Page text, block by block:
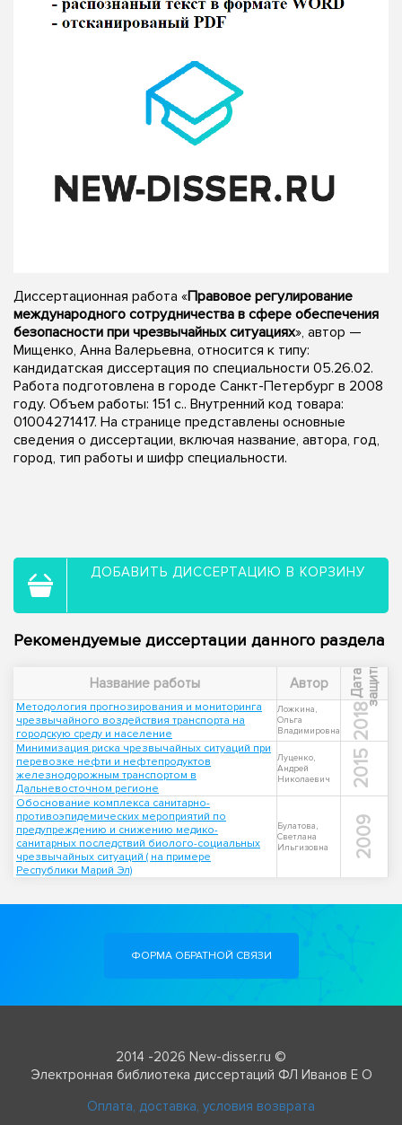
Диссертационная работа «Правовое регулирование
международного сотрудничества в сфере обеспечения
безопасности при чрезвычайных ситуациях», автор —
Мищенко, Анна Валерьевна, относится к типу:
кандидатская диссертация по специальности 05.26.02.
Работа подготовлена в городе Санкт-Петербург в 2008
году. Объем работы: 151 с.. Внутренний код товара:
01004271417. На странице представлены основные
сведения о диссертации, включая название, автора, год,
город, тип работы и шифр специальности.
ДОБАВИТЬ ДИССЕРТАЦИЮ В КОРЗИНУ
Рекомендуемые диссертации данного раздела
Название работы Автор Д
а
т
а
з
а
щ
и
т ы
Методология прогнозирования и мониторинга
чрезвычайного воздействия транспорта на
городскую среду и население
Ложкина,
Ольга
Владимировна
2018
Минимизация риска чрезвычайных ситуаций при
перевозке нефти и нефтепродуктов
железнодорожным транспортом в
Дальневосточном регионе
Луценко,
Андрей
Николаевич
2015
Обоснование комплекса санитарно-
противоэпидемических мероприятий по
предупреждению и снижению медико-
санитарных последствий биолого-социальных
чрезвычайных ситуаций ( на примере
Республики Марий Эл)
Булатова,
Светлана
Ильгизовна
2009
ФОРМА ОБРАТНОЙ СВЯЗИ
2014 -2026 New-disser.ru ©
Электронная библиотека диссертаций ФЛ Иванов Е О
Оплата, доставка, условия возврата